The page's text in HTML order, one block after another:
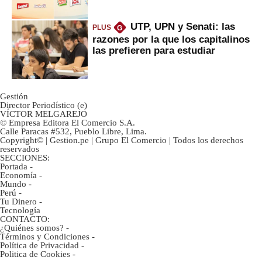
PLUS G
UTP, UPN y Senati: las
razones por la que los capitalinos
las prefieren para estudiar
Gestión
Director Periodístico (e)
VÍCTOR MELGAREJO
© Empresa Editora El Comercio S.A.
Calle Paracas #532, Pueblo Libre, Lima.
Copyright© | Gestion.pe | Grupo El Comercio | Todos los derechos
reservados
SECCIONES:
Portada -
Economía -
Mundo -
Perú -
Tu Dinero -
Tecnología
CONTACTO:
¿Quiénes somos? -
Términos y Condiciones -
Política de Privacidad -
Politica de Cookies -